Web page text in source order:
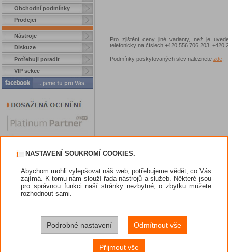
Obchodní podmínky
Prodejci
Nástroje
Diskuze
Potřebuji poradit
VIP sekce
Pro zjištění ceny jiné varianty, než je
telefonicky na číslech +420 556 706 203, +420
Podmínky poskytovaných slev naleznete zde
NASTAVENÍ SOUKROMÍ COOKIES.
Abychom mohli vylepšovat náš web, potřebujeme vědět, co Vás
zajímá. K tomu nám slouží řada nástrojů a služeb. Některé jsou
pro správnou funkci naší stránky nezbytné, o zbytku můžete
rozhodnout sami.
Podrobné nastavení Odmítnout vše
Přijmout vše